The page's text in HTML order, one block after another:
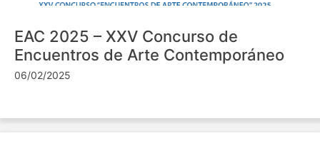
EAC 2025 – XXV Concurso de
Encuentros de Arte Contemporáneo
06/02/2025